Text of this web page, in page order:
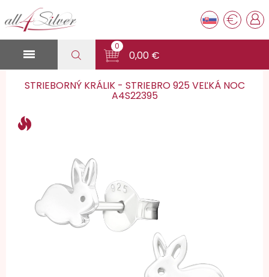
€

0
0,00 €
STRIEBORNÝ KRÁLIK - STRIEBRO 925 VEĽKÁ NOC
A4S22395